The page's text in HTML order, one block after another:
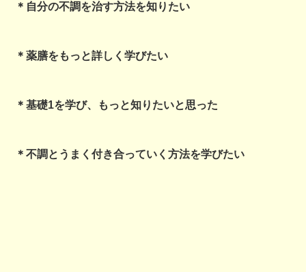
＊自分の不調を治す方法を知りたい
＊薬膳をもっと詳しく学びたい
＊基礎1を学び、もっと知りたいと思った
＊不調とうまく付き合っていく方法を学びたい